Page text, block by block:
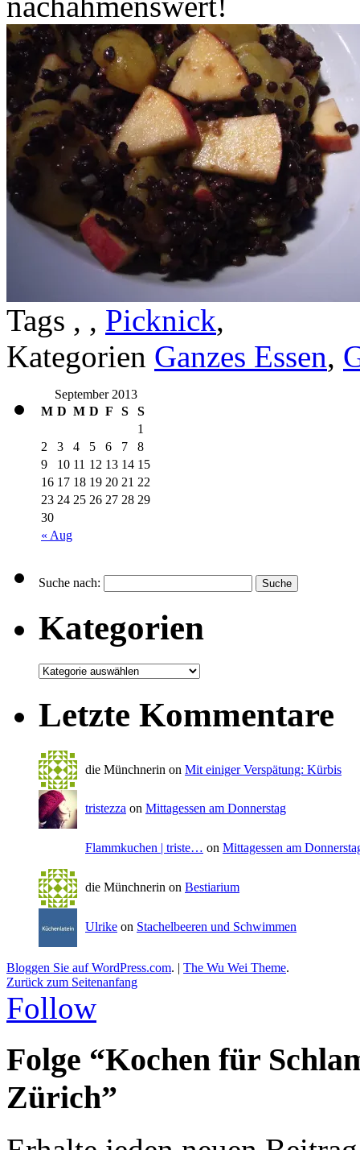
Tags , , Picknick,
Kategorien Ganzes Essen,
September 2013
M D M D F S S
« Aug
1
2
3 4 5 6 7
8
9
10 11 12 13 14 15
16 17 18 19 20 21 22
23 24 25 26 27 28 29
30
Suche nach:
Kategorien
Letzte Kommentare
die Münchnerin on Mit einiger Verspätung: Kürbis
tristezza on Mittagessen am Donnerstag
Flammkuchen | triste… on Mittagessen am
die Münchnerin on Bestiarium
Ulrike on Stachelbeeren und Schwimmen
Bloggen Sie auf WordPress.com. | The Wu Wei Theme.
Zurück zum Seitenanfang
Follow
Folge “Kochen für
Zürich”